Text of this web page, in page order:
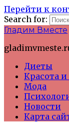
Перейти к
Search for:
Гладим Вместе
Диеты
Красота и
Мода
Новости
Карта